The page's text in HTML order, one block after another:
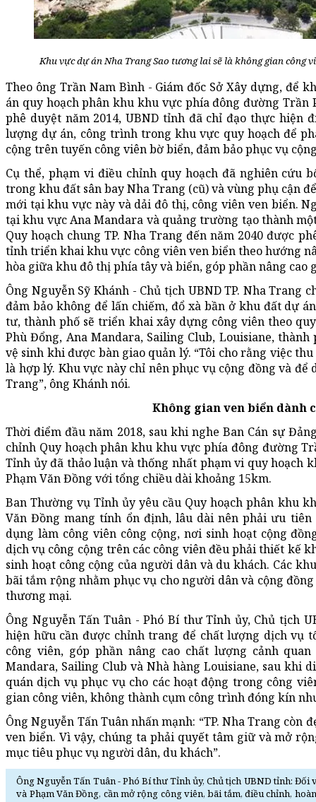
Khu vực dự án Nha Trang Sao tương lai sẽ là không gian công
Theo ông Trần Nam Bình - Giám đốc Sở Xây dựng, để
án quy hoạch phân khu khu vực phía đông đường Trần
phê duyệt năm 2014, UBND tỉnh đã chỉ đạo thực hiện
lượng dự án, công trình trong khu vực quy hoạch để
cộng trên tuyến công viên bờ biển, đảm bảo phục vụ
Cụ thể, phạm vi điều chỉnh quy hoạch đã nghiên cứu
trong khu đất sân bay Nha Trang (cũ) và vùng phụ cận
mới tại khu vực này và dải đô thị, công viên ven biển.
tại khu vực Ana Mandara và quảng trường tạo thành
Quy hoạch chung TP. Nha Trang đến năm 2040 được
tỉnh triển khai khu vực công viên ven biển theo hướng
hòa giữa khu đô thị phía tây và biển, góp phần nâng cao
Ông Nguyễn Sỹ Khánh - Chủ tịch UBND TP. Nha Trang
đảm bảo không để lấn chiếm, đổ xà bần ở khu đất dự
tư, thành phố sẽ triển khai xây dựng công viên theo
Phù Đổng, Ana Mandara, Sailing Club, Louisiane,
vệ sinh khi được bàn giao quản lý. “Tôi cho rằng việc
là hợp lý. Khu vực này chỉ nên phục vụ cộng đồng và để
Trang”, ông Khánh nói.
Không gian ven biển dành
Thời điểm đầu năm 2018, sau khi nghe Ban Cán sự
chỉnh Quy hoạch phân khu khu vực phía đông đường
Tỉnh ủy đã thảo luận và thống nhất phạm vi quy hoạch
Phạm Văn Đồng với tổng chiều dài khoảng 15km.
Ban Thường vụ Tỉnh ủy yêu cầu Quy hoạch phân khu
Văn Đồng mang tính ổn định, lâu dài nên phải ưu
dụng làm công viên công cộng, nơi sinh hoạt cộng
dịch vụ công cộng trên các công viên đều phải thiết kế
sinh hoạt công cộng của người dân và du khách. Các
bãi tắm rộng nhằm phục vụ cho người dân và cộng
thương mại.
Ông Nguyễn Tấn Tuân - Phó Bí thư Tỉnh ủy, Chủ tịch
hiện hữu cần được chỉnh trang để chất lượng dịch vụ
công viên, góp phần nâng cao chất lượng cảnh
Mandara, Sailing Club và Nhà hàng Louisiane, sau khi
quán dịch vụ phục vụ cho các hoạt động trong công
gian công viên, không thành cụm công trình đóng kín
Ông Nguyễn Tấn Tuân nhấn mạnh: “TP. Nha Trang còn
ven biển. Vì vậy, chúng ta phải quyết tâm giữ và mở
mục tiêu phục vụ người dân, du khách”.
Ông Nguyễn Tấn Tuân - Phó Bí thư Tỉnh ủy, Chủ tịch UBND tỉnh:
và Phạm Văn Đồng, cần mở rộng công viên, bãi tắm, điều chỉnh,